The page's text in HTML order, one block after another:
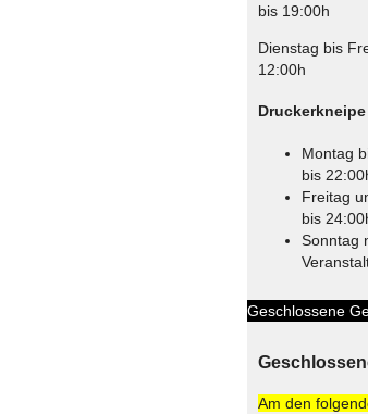
bis 19:00h
Dienstag bis
12:00h
Druckerkneipe
Montag
bis
Freitag
bis
Sonntag
Geschlossene
Am den